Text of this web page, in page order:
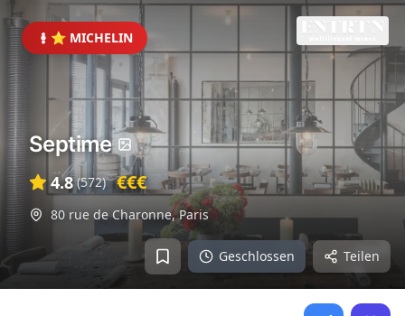
⭐ MICHELIN
Geschlossen Teilen
Septime
4.8 (572) €€€
80 rue de Charonne,Paris